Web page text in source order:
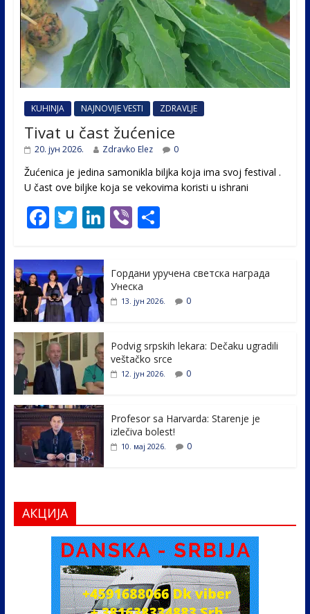
KUHINJA NAJNOVIJE VESTI ZDRAVLJE
Tivat u čast žućenice
20. јун 2026. Zdravko Elez 0
Žućenica je jedina samonikla biljka koja ima svoj festival .
U čast ovе biljke koja se vekovima koristi u ishrani
F
e
b
o
o
k
T
itt
er
Li
e
dI
Vi S
e
Гордани уручена светска награда
Унеска
13. јун 2026. 0
Podvig srpskih lekara: Dečaku ugradili
veštačko srce
12. јун 2026. 0
Profesor sa Harvarda: Starenje je
izlečiva bolest!
10. мај 2026. 0
АКЦИЈА